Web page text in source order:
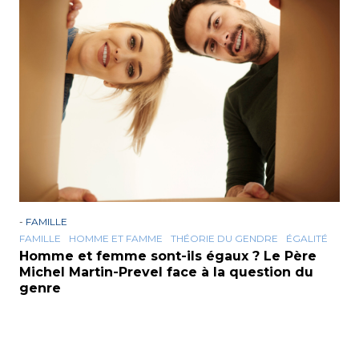
- FAMILLE
FAMILLE
HOMME ET FAMME THÉORIE DU GENDRE ÉGALITÉ
Homme et femme sont-ils égaux ? Le Père
Michel Martin-Prevel face à la question du
genre